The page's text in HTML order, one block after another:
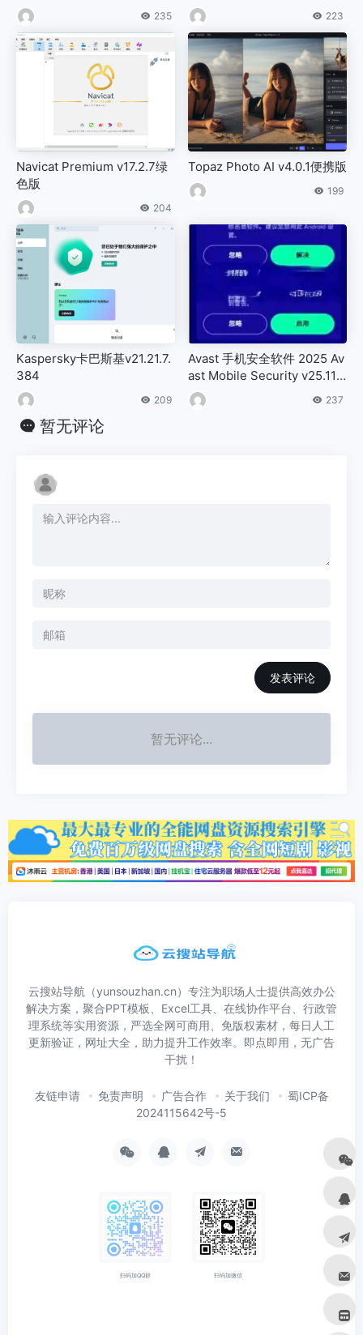
235 223
Navicat Premium v17.2.7绿
色版
204
Topaz Photo AI v4.0.1便携版
199
Kaspersky卡巴斯基v21.21.7.
384
209
Avast 手机安全软件 2025 Av
ast Mobile Security v25.11.0
专业版
237
暂无评论
发表评论
暂无评论...
云搜站导航（yunsouzhan.cn）专注为职场人士提供高效办公
解决方案，聚合PPT模板、Excel工具、在线协作平台、行政管
理系统等实用资源，严选全网可商用、免版权素材，每日人工
更新验证，网址大全，助力提升工作效率。即点即用，无广告
干扰！
友链申请 免责声明 广告合作 关于我们
蜀ICP备
2024115642号-5
扫码加QQ群 扫码加微信